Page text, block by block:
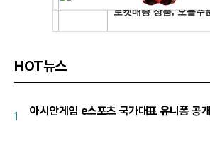
HOT뉴스
1 아시안게임 e스포츠 국가대표 유니폼 공개